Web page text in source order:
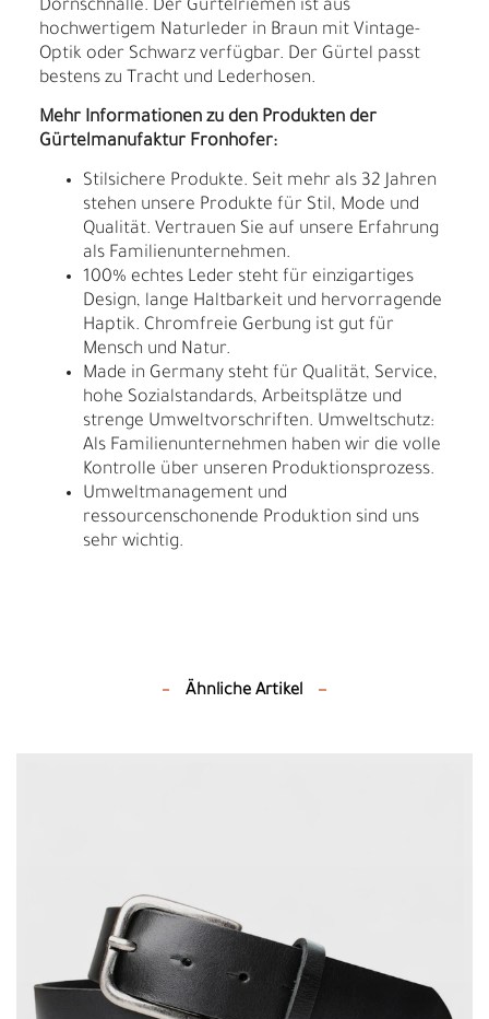
Dornschnalle. Der Gürtelriemen ist aus
hochwertigem Naturleder in Braun mit Vintage-
Optik oder Schwarz verfügbar. Der Gürtel passt
bestens zu Tracht und Lederhosen.
Mehr Informationen zu den Produkten der
Gürtelmanufaktur Fronhofer:
Stilsichere Produkte. Seit mehr als 32 Jahren
stehen unsere Produkte für Stil, Mode und
Qualität. Vertrauen Sie auf unsere Erfahrung
als Familienunternehmen.
100% echtes Leder steht für einzigartiges
Design, lange Haltbarkeit und hervorragende
Haptik. Chromfreie Gerbung ist gut für
Mensch und Natur.
Made in Germany steht für Qualität, Service,
hohe Sozialstandards, Arbeitsplätze und
strenge Umweltvorschriften. Umweltschutz:
Als Familienunternehmen haben wir die volle
Kontrolle über unseren Produktionsprozess.
Umweltmanagement und
ressourcenschonende Produktion sind uns
sehr wichtig.
Ähnliche Artikel